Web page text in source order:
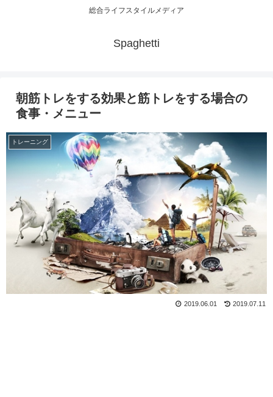
総合ライフスタイルメディア
Spaghetti
朝筋トレをする効果と筋トレをする場合の
食事・メニュー
トレーニング
2019.07.11
2019.06.01